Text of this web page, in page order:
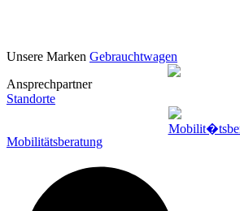
Unsere Marken Gebrauchtwagen
Ansprechpartner
Standorte
Mobilitätsberatung